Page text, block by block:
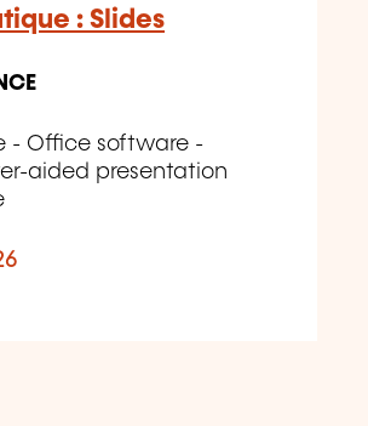
: Slides
- Office software -
aided presentation